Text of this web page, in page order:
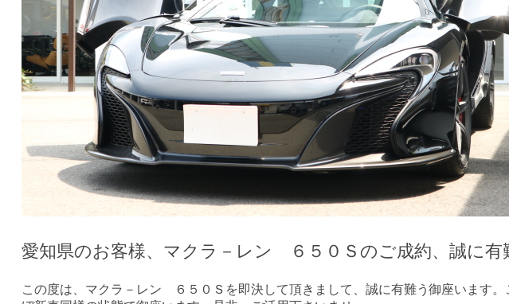
愛知県のお客様、マクラ－レン ６５０Ｓのご成約、誠に有
この度は、マクラ－レン ６５０Ｓを即決して頂きまして、誠に有難う御座います